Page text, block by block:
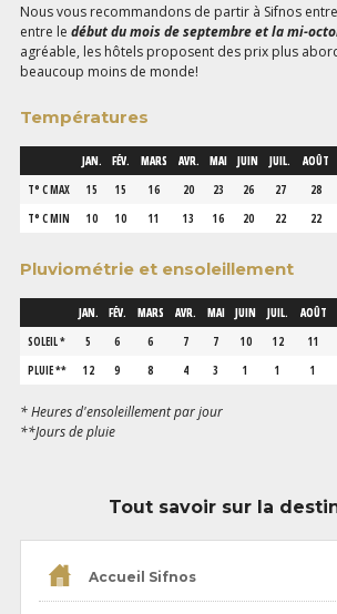
Nous vous recommandons de partir à Sifnos entre
entre le début du mois de septembre et la mi-
agréable, les hôtels proposent des prix plus
beaucoup moins de monde!
Températures
JAN. FÉV. MARS AVR. MAI JUIN JUIL. AOÛT
T° C MAX
15 15 16 20 23 26 27 28
T° C MIN
10 10 11 13 16 20 22 22
Pluviométrie et ensoleillement
JAN. FÉV. MARS AVR. MAI JUIN JUIL. AOÛT
SOLEIL *
5 6 6 7 7 10 12 11
PLUIE **
12 9 8 4 3 1 1 1
* Heures d'ensoleillement par jour
**Jours de pluie
Tout savoir sur la
Accueil Sifnos